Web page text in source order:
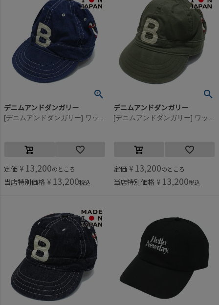
デニムアンドダンガリー
定価 ¥ 13,200のところ
当店特別価格 ¥ 13,200税込
デニムアンドダンガリー
定価 ¥ 13,200のところ
当店特別価格 ¥ 13,200税込